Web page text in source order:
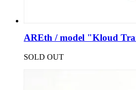
AREth / model "Kloud
SOLD OUT